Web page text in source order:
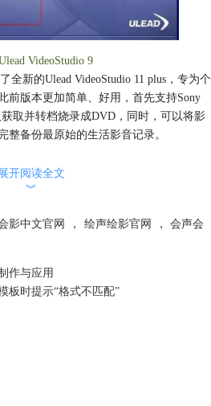
VideoStudio 9
全新的Ulead VideoStudio 11 plus，专为个
前版本更加简单、好用，首先支持Sony
取并转档烧录成DVD，同时，可以将影
整备份最原始的生活影音记录。
VideoStudio 11 plus
展开阅读全文
︾
影中文官网 ， 绘声绘影官网 ，
会声会
作与应用
板时提示“格式不匹配”